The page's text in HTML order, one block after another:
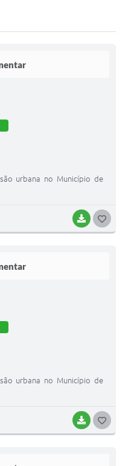
BAIXAR
urbana no Município de
BAIXAR
urbana no Município de